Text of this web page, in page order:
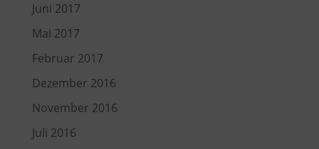
Juni 2017
Mai 2017
Februar 2017
Dezember 2016
November 2016
Juli 2016